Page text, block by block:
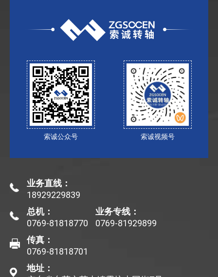
索诚公众号 索诚视频号
业务直线：
18929229839
总机：
0769-81818770
业务专线：
0769-81929899
传真：
0769-81818701
地址：